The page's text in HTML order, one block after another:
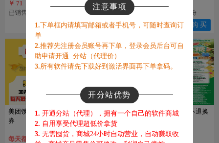
￥ 71
已销售：9149份
购 买
￥ 18
已销售：4973份
购 买
已销售：4251份
购 买
美团饿了么外卖优惠
券
每天都能免费领
苹果阿修罗-（老用户
到期续费请看）
棉花糖活动码不退换
￥ 23.5
注意事项
1.下单框内请填写邮箱或者手机号，可随时查询订
单
2.推荐先注册会员账号再下单，登录会员后台可自
助申请开通 分站（代理价）
3.所有软件请先下载好到激活界面再下单拿码。
开分站优势
1. 开通分站（代理），拥有一个自己的软件商城
2. 自用享受代理超低价拿货
3. 无需囤货，商城24小时自动营业，自动赚取收